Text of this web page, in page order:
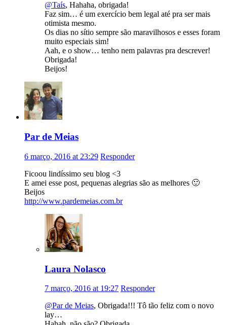
@Taís, Hahaha, obrigada!
Faz sim… é um exercício bem legal até pra ser mais
otimista mesmo.
Os dias no sítio sempre são maravilhosos e esses foram
muito especiais sim!
Aah, e o show… tenho nem palavras pra descrever!
Obrigada!
Beijos!
Par de Meias
6 março, 2016 at 23:29 Responder
Ficoou lindíssimo seu blog <3
E amei esse post, pequenas alegrias são as melhores 🙂
Beijos
http://www.pardemeias.com.br
Laura Nolasco
7 março, 2016 at 19:27 Responder
@Par de Meias, Obrigada!!! Tô tão feliz com o novo
lay…